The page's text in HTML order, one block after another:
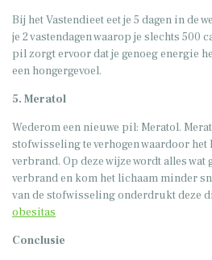
Bij het Vastendieet eet je 5 dagen in de
je 2 vastendagen waarop je slechts 500
pil zorgt ervoor dat je genoeg energie
een hongergevoel.
5. Meratol
Wederom een nieuwe pil: Meratol.
stofwisseling te verhogen waardoor het
verbrand. Op deze wijze wordt alles wat
verbrand en kom het lichaam minder
van de stofwisseling onderdrukt deze
obesitas
Conclusie